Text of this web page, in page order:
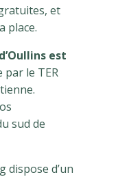
et
place.
est
par le TER
sud de
d’un